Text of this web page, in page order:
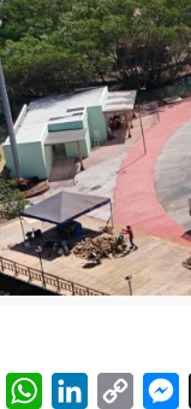
FacebookWhatsAppLinkedIn
Copy